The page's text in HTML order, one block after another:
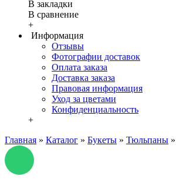
В закладки
В сравнение
+
Информация
Отзывы
Фотографии доставок
Оплата заказа
Доставка заказа
Правовая информация
Уход за цветами
Конфиденциальность
+
Главная » Каталог » Букеты » Тюльпаны »